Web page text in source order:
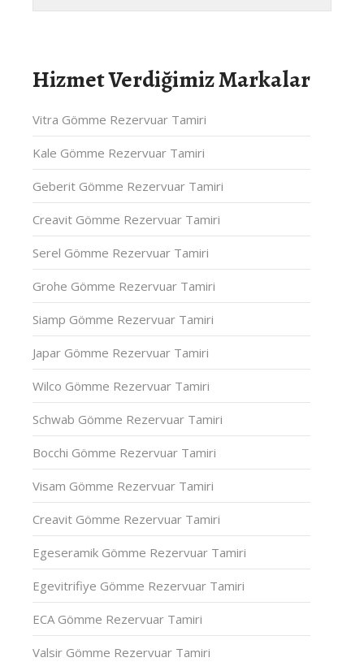
Hizmet Verdiğimiz Markalar
Vitra Gömme Rezervuar Tamiri
Kale Gömme Rezervuar Tamiri
Geberit Gömme Rezervuar Tamiri
Creavit Gömme Rezervuar Tamiri
Serel Gömme Rezervuar Tamiri
Grohe Gömme Rezervuar Tamiri
Siamp Gömme Rezervuar Tamiri
Japar Gömme Rezervuar Tamiri
Wilco Gömme Rezervuar Tamiri
Schwab Gömme Rezervuar Tamiri
Bocchi Gömme Rezervuar Tamiri
Visam Gömme Rezervuar Tamiri
Creavit Gömme Rezervuar Tamiri
Egeseramik Gömme Rezervuar Tamiri
Egevitrifiye Gömme Rezervuar Tamiri
ECA Gömme Rezervuar Tamiri
Valsir Gömme Rezervuar Tamiri